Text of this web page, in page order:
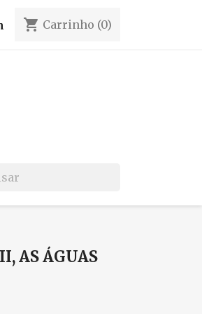
shopping_cart Carrinho (0)
AS ÁGUAS